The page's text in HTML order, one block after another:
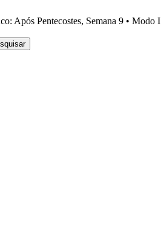
Após Pentecostes, Semana 9 • Modo I